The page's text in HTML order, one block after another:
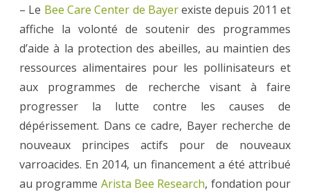
– Le Bee Care Center de Bayerexiste depuis 2011 et
affiche la volonté de soutenir des programmes
d’aide à la protection des abeilles, au maintien des
ressources alimentaires pour les pollinisateurs et
aux programmes de recherche visant à faire
progresser la lutte contre les causes de
dépérissement. Dans ce cadre, Bayer recherche de
nouveaux principes actifs pour de nouveaux
varroacides. En 2014, un financement a été attribué
au programme Arista Bee Research, fondation pour